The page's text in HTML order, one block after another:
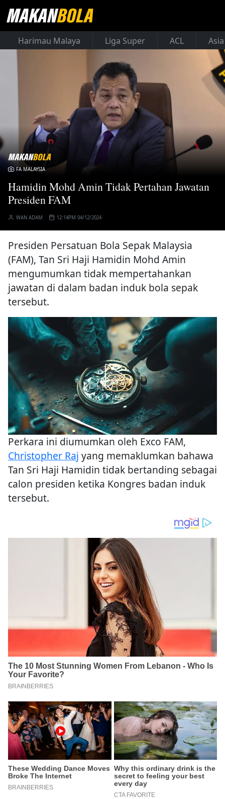
Harimau Malaya Liga Super ACL
FA MALAYSIA
Hamidin Mohd Amin Tidak Pertahan Jawatan
Presiden FAM
WAN ADAM 12:14PM 04/12/2024
Presiden Persatuan Bola Sepak Malaysia
(FAM), Tan Sri Haji Hamidin Mohd Amin
mengumumkan tidak mempertahankan
jawatan di dalam badan induk bola sepak
tersebut.
Perkara ini diumumkan oleh Exco FAM,
Christopher Raj yang memaklumkan bahawa
Tan Sri Haji Hamidin tidak bertanding sebagai
calon presiden ketika Kongres badan induk
tersebut.